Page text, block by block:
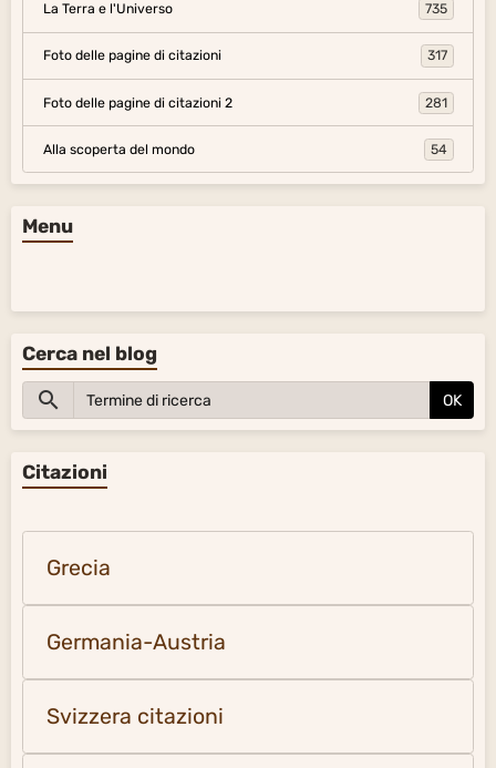
La Terra e l'Universo 735
Foto delle pagine di citazioni 317
Foto delle pagine di citazioni 2 281
Alla scoperta del mondo 54
Menu
Cerca nel blog
OK
Citazioni
Grecia
Germania-Austria
Svizzera citazioni